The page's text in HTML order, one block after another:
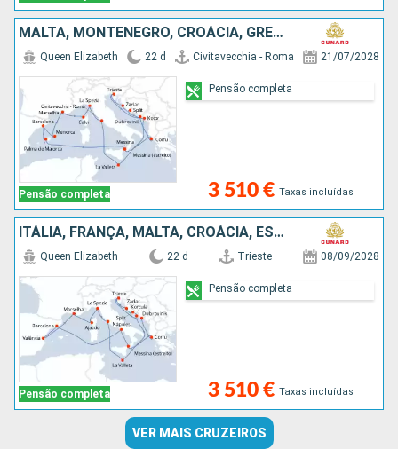
MALTA, MONTENEGRO, CROÁCIA, GRÉCIA, ITÁLIA, MAIORCA, ESPANHA, MENORCA, FRANÇA
Pensão completa
Queen Elizabeth 22 d Civitavecchia - Roma 21/07/2028
3 510 € Taxas incluídas
Pensão completa
ITÁLIA, FRANÇA, MALTA, CROÁCIA, ESPANHA, GRÉCIA
Pensão completa
Queen Elizabeth 22 d Trieste 08/09/2028
3 510 € Taxas incluídas
Pensão completa
VER MAIS CRUZEIROS